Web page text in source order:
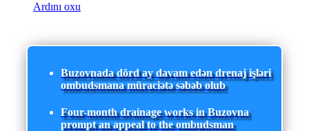
Ardını oxu
Buzovnada dörd ay davam edən drenaj işləri
ombudsmana müraciətə səbəb olub
Four-month drainage works in Buzovna
prompt an appeal to the ombudsman